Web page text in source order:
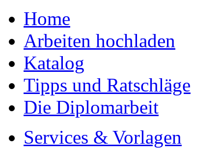
Home
Arbeiten hochladen
Katalog
Tipps und Ratschläge
Die Diplomarbeit
Services & Vorlagen